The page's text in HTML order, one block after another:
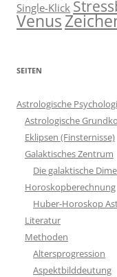
Single-Klick
Venus
SEITEN
Astrologische
Astrologische
Eklipsen (Finsternisse)
Galaktisches Zentrum
Die galaktische
Horoskopberechnung
Huber-Horoskop
Literatur
Methoden
Altersprogression
Aspektbilddeutung